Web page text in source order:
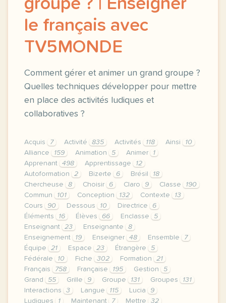
groupe ? | Enseigner
le français avec
TV5MONDE
Comment gérer et animer un grand groupe ?
Quelles techniques développer pour mettre
en place des activités ludiques et
collaboratives ?
Acquis 7 Activité 835 Activités 118 Ainsi
10
Alliance
159 Animation 5 Animer
1
Apprenant
498 Apprentissage
12
Autoformation
2 Bizerte 6 Brésil
18
Chercheuse
8 Choisir 6 Claro 9 Classe
190
Commun
101 Conception 132 Contexte
13
Cours
90 Dessous 10 Directrice
6
Éléments
16 Élèves 66 Enclasse
5
Enseignant
23 Enseignante
8
Enseignement
19 Enseigner 48 Ensemble
7
Équipe
21 Espace 23 Étrangère
5
Fédérale
10 Fiche 302 Formation
21
Français
758 Française 195 Gestion
5
Grand
55 Grille 9 Groupe 131 Groupes
131
Interactions
3 Langue 115 Lucia
9
Ludiques
1 Maintenant 7 Mettre
32